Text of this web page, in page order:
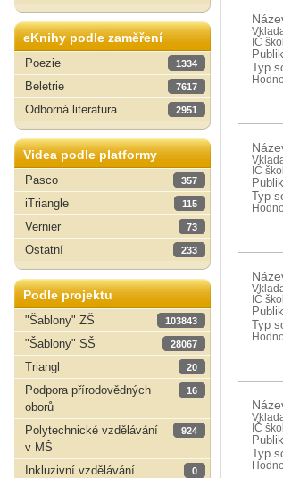
eKnihy podle zaměření
Poezie
1334
Beletrie 7617
Odborná literatura 2951
Videa podle platformy
Pasco
357
iTriangle 115
Vernier 73
Ostatní 233
Podle projektu
"Šablony" ZŠ
103843
"Šablony" SŠ 28067
Triangl 20
Podpora přírodovědných
oborů
16
Polytechnické vzdělávání
v MŠ
924
Inkluzivní vzdělávání 0
IČ
Typ
IČ
Typ
IČ
Typ
IČ
Typ